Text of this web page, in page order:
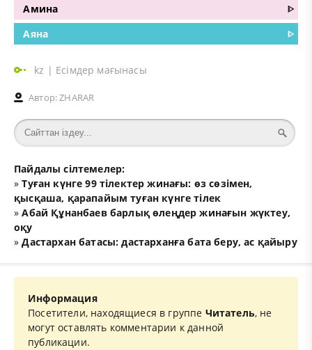
Амина
ᐈ
Аяна
ᐈ
kz | Есімдер мағынасы
Автор:ZHARAR
Пайдалы сілтемелер:
»Туған күнге 99 тілектер жинағы: өз сөзімен,
қысқаша, қарапайым туған күнге тілек
»Абай Құнанбаев барлық өлеңдер жинағын жүктеу,
оқу
»Дастархан батасы: дастарханға бата беру, ас қайыру
Информация
Посетители, находящиеся в группе Читатель, не
могут оставлять комментарии к данной
публикации.